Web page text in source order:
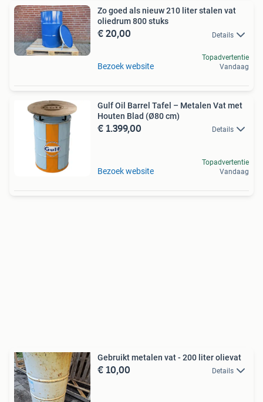
Zo goed als nieuw 210 liter stalen vat
oliedrum 800 stuks
€ 20,00 Details
Bezoek website
Topadvertentie
Vandaag
Gulf Oil Barrel Tafel – Metalen Vat met
Houten Blad (Ø80 cm)
€ 1.399,00 Details
Bezoek website
Topadvertentie
Vandaag
Gebruikt metalen vat - 200 liter olievat
€ 10,00 Details